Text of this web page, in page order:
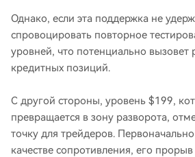
Однако, если эта поддержка не
спровоцировать повторное
уровней, что потенциально вызовет
кредитных позиций.
С другой стороны, уровень $199,
превращается в зону разворота,
точку для трейдеров.
качестве сопротивления, его